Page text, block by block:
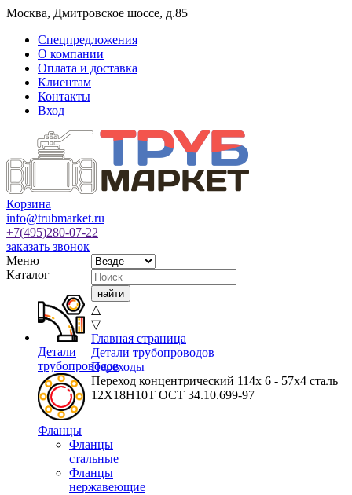
Москва, Дмитровское шоссе, д.85
Спецпредложения
О компании
Оплата и доставка
Клиентам
Контакты
Вход
Корзина
info@trubmarket.ru
+7(495)280-07-22
заказать звонок
Меню
Каталог
Детали
трубопроводов
Фланцы
Фланцы
стальные
Фланцы
нержавеющие
△
▽
Главная страница
Детали трубопроводов
Переходы
Переход концентрический 114х 6 - 57х4 сталь
12Х18Н10Т ОСТ 34.10.699-97